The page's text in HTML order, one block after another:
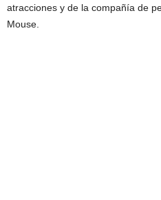
atracciones y de la compañía de
Mouse.